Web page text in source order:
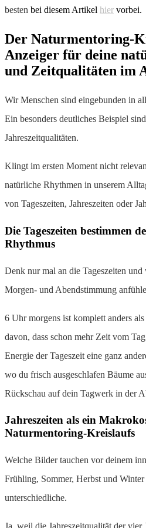
besten bei diesem Artikel hier vorbei.
Der Naturmentoring-
Anzeiger für deine
und Zeitqualitäten im
Wir Menschen sind eingebunden in
Ein besonders deutliches Beispiel
Jahreszeitqualitäten.
Klingt im ersten Moment nicht
natürliche Rhythmen in unserem
von Tageszeiten, Jahreszeiten oder
Die Tageszeiten bestimmen
Rhythmus
Denk nur mal an die Tageszeiten
Morgen- und Abendstimmung
6 Uhr morgens ist komplett anders
davon, dass schon mehr Zeit vom
Energie der Tageszeit eine ganz
wo du frisch ausgeschlafen Bäume
Rückschau auf dein Tagwerk in der
Jahreszeiten als ein
Naturmentoring-Kreislaufs
Welche Bilder tauchen vor deinem
Frühling, Sommer, Herbst und
unterschiedliche.